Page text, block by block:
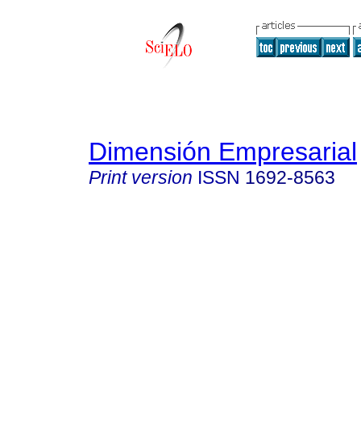
Dimensión Empresarial
Print version ISSN 1692-8563